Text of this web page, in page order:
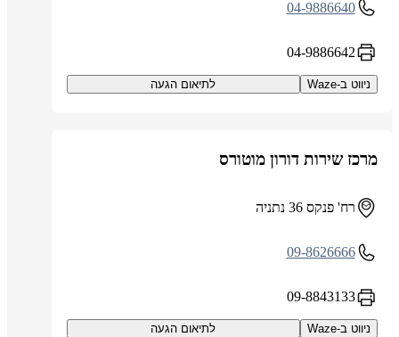
04-9886640
04-9886642
ניווט ב-Waze לתיאום הגעה
מרכז שירות דורון מוטורס
רח' פנקס 36 נתניה
09-8626666
09-8843133
ניווט ב-Waze לתיאום הגעה